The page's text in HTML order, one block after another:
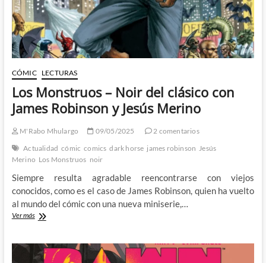
horror
victoriano
CÓMIC LECTURAS
Los Monstruos – Noir del clásico con
James Robinson y Jesús Merino
M'Rabo Mhulargo 09/05/2025
2 comentarios
Actualidad cómic comics dark horse james robinson Jesús
Merino Los Monstruos noir
Siempre resulta agradable reencontrarse con viejos
conocidos, como es el caso de James Robinson, quien ha vuelto
al mundo del cómic con una nueva miniserie,…
Ver másLos
Noir
del